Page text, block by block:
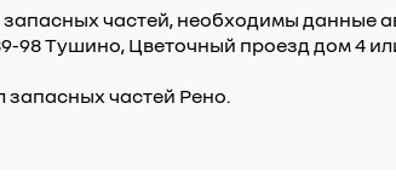
частей, необходимы данные
98 Тушино, Цветочный проезд дом 4
частей Рено.